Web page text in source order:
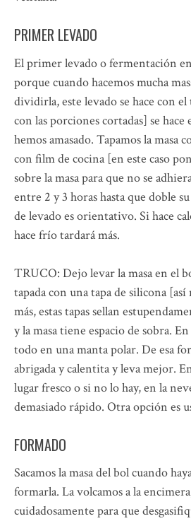
PRIMER LEVADO
El primer levado o fermentación
porque cuando hacemos mucha
dividirla, este levado se hace con el
con las porciones cortadas] se
hemos amasado. Tapamos la masa
con film de cocina [en este caso
sobre la masa para que no se
entre 2 y 3 horas hasta que doble
de levado es orientativo. Si hace
hace frío tardará más.
TRUCO: Dejo levar la masa en el
tapada con una tapa de silicona [así
más, estas tapas sellan
y la masa tiene espacio de sobra.
todo en una manta polar. De esa
abrigada y calentita y leva mejor.
lugar fresco o si no lo hay, en la
demasiado rápido. Otra opción es
FORMADO
Sacamos la masa del bol cuando
formarla. La volcamos a la
cuidadosamente para que